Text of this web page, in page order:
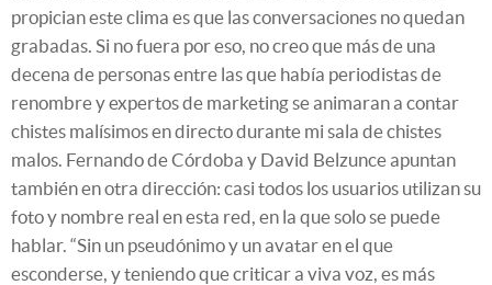
propician este clima es que las conversaciones no quedan
grabadas. Si no fuera por eso, no creo que más de una
decena de personas entre las que había periodistas de
renombre y expertos de marketing se animaran a contar
chistes malísimos en directo durante mi sala de chistes
malos. Fernando de Córdoba y David Belzunce apuntan
también en otra dirección: casi todos los usuarios utilizan su
foto y nombre real en esta red, en la que solo se puede
hablar. “Sin un pseudónimo y un avatar en el que
esconderse, y teniendo que criticar a viva voz, es más